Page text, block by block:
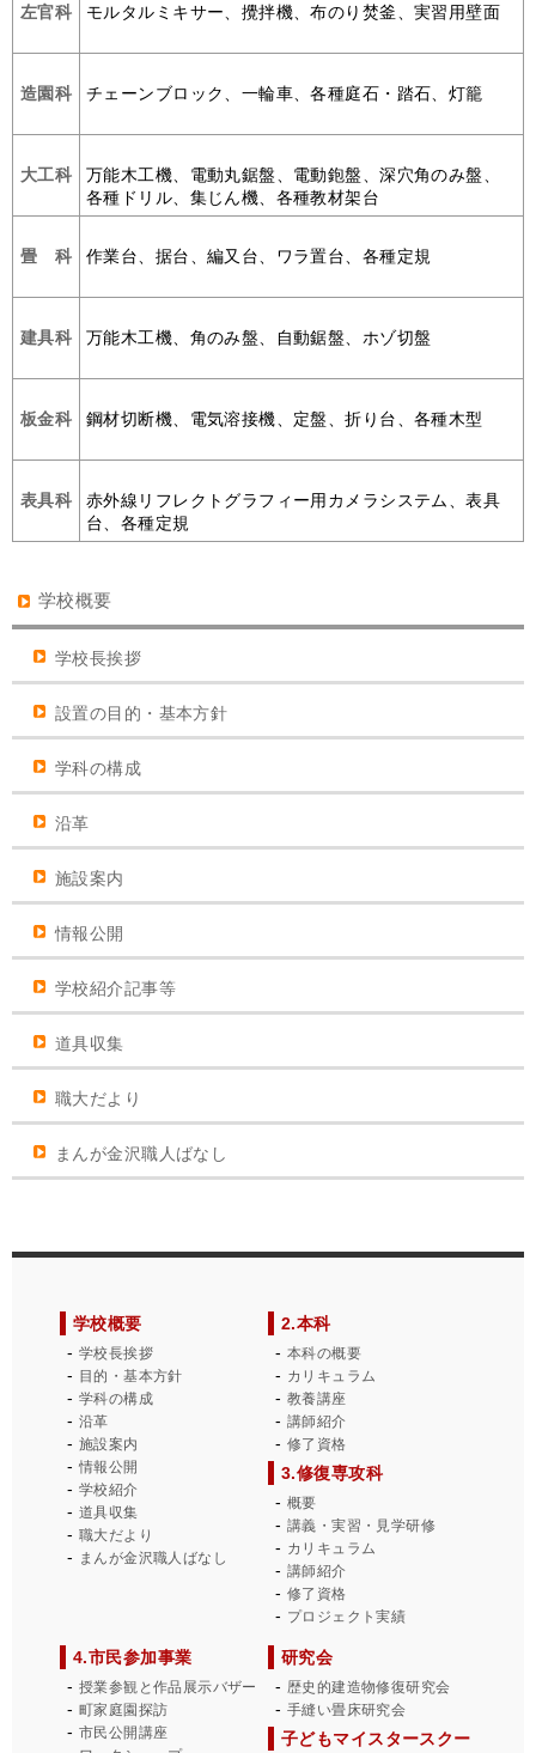
左官科 モルタルミキサー、攪拌機、布のり焚釜、実習用壁面
造園科 チェーンブロック、一輪車、各種庭石・踏石、灯籠
大工科
万能木工機、電動丸鋸盤、電動鉋盤、深穴角のみ盤、
各種ドリル、集じん機、各種教材架台
畳 科 作業台、据台、編又台、ワラ置台、各種定規
建具科 万能木工機、角のみ盤、自動鋸盤、ホゾ切盤
板金科 鋼材切断機、電気溶接機、定盤、折り台、各種木型
表具科
赤外線リフレクトグラフィー用カメラシステム、表具
台、各種定規
学校概要
学校長挨拶
設置の目的・基本方針
学科の構成
沿革
施設案内
情報公開
学校紹介記事等
道具収集
職大だより
まんが金沢職人ばなし
学校概要
学校長挨拶
目的・基本方針
学科の構成
沿革
施設案内
情報公開
学校紹介
道具収集
職大だより
まんが金沢職人ばなし
2.本科
本科の概要
カリキュラム
教養講座
講師紹介
修了資格
3.修復専攻科
概要
講義・実習・見学研修
カリキュラム
講師紹介
修了資格
プロジェクト実績
4.市民参加事業
授業参観と作品展示バザー
町家庭園探訪
市民公開講座
研究会
歴史的建造物修復研究会
手縫い畳床研究会
子どもマイスタースクー